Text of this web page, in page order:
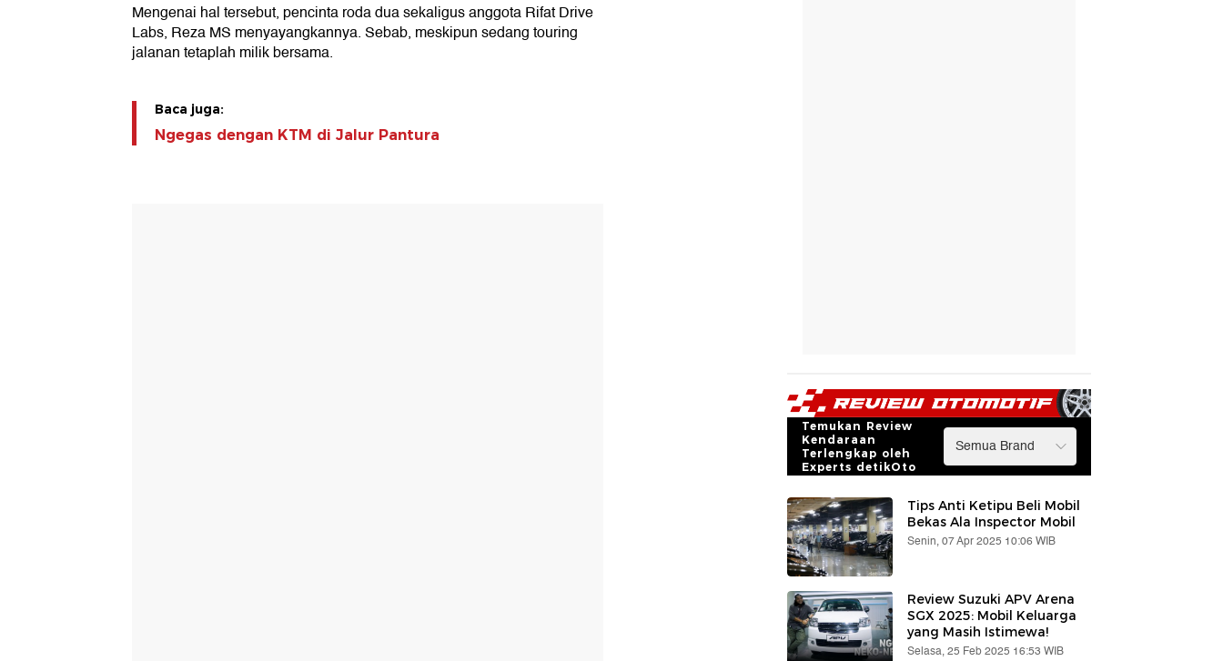
Mengenai hal tersebut, pencinta roda dua sekaligus anggota Rifat Drive
Labs, Reza MS menyayangkannya. Sebab, meskipun sedang touring
jalanan tetaplah milik bersama.
Baca juga:
Ngegas dengan KTM di Jalur Pantura
Temukan Review
Kendaraan
Terlengkap oleh
Experts detikOto
Tips Anti Ketipu Beli Mobil
Bekas Ala Inspector Mobil
Senin, 07 Apr 2025 10:06 WIB
Review Suzuki APV Arena
SGX 2025: Mobil Keluarga
yang Masih Istimewa!
Selasa, 25 Feb 2025 16:53 WIB